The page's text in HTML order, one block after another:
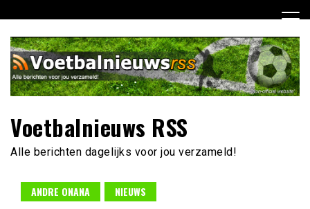
naar
inhoud
Voetbalnieuws RSS
Alle berichten dagelijks voor jou verzameld!
ANDRE ONANA NIEUWS